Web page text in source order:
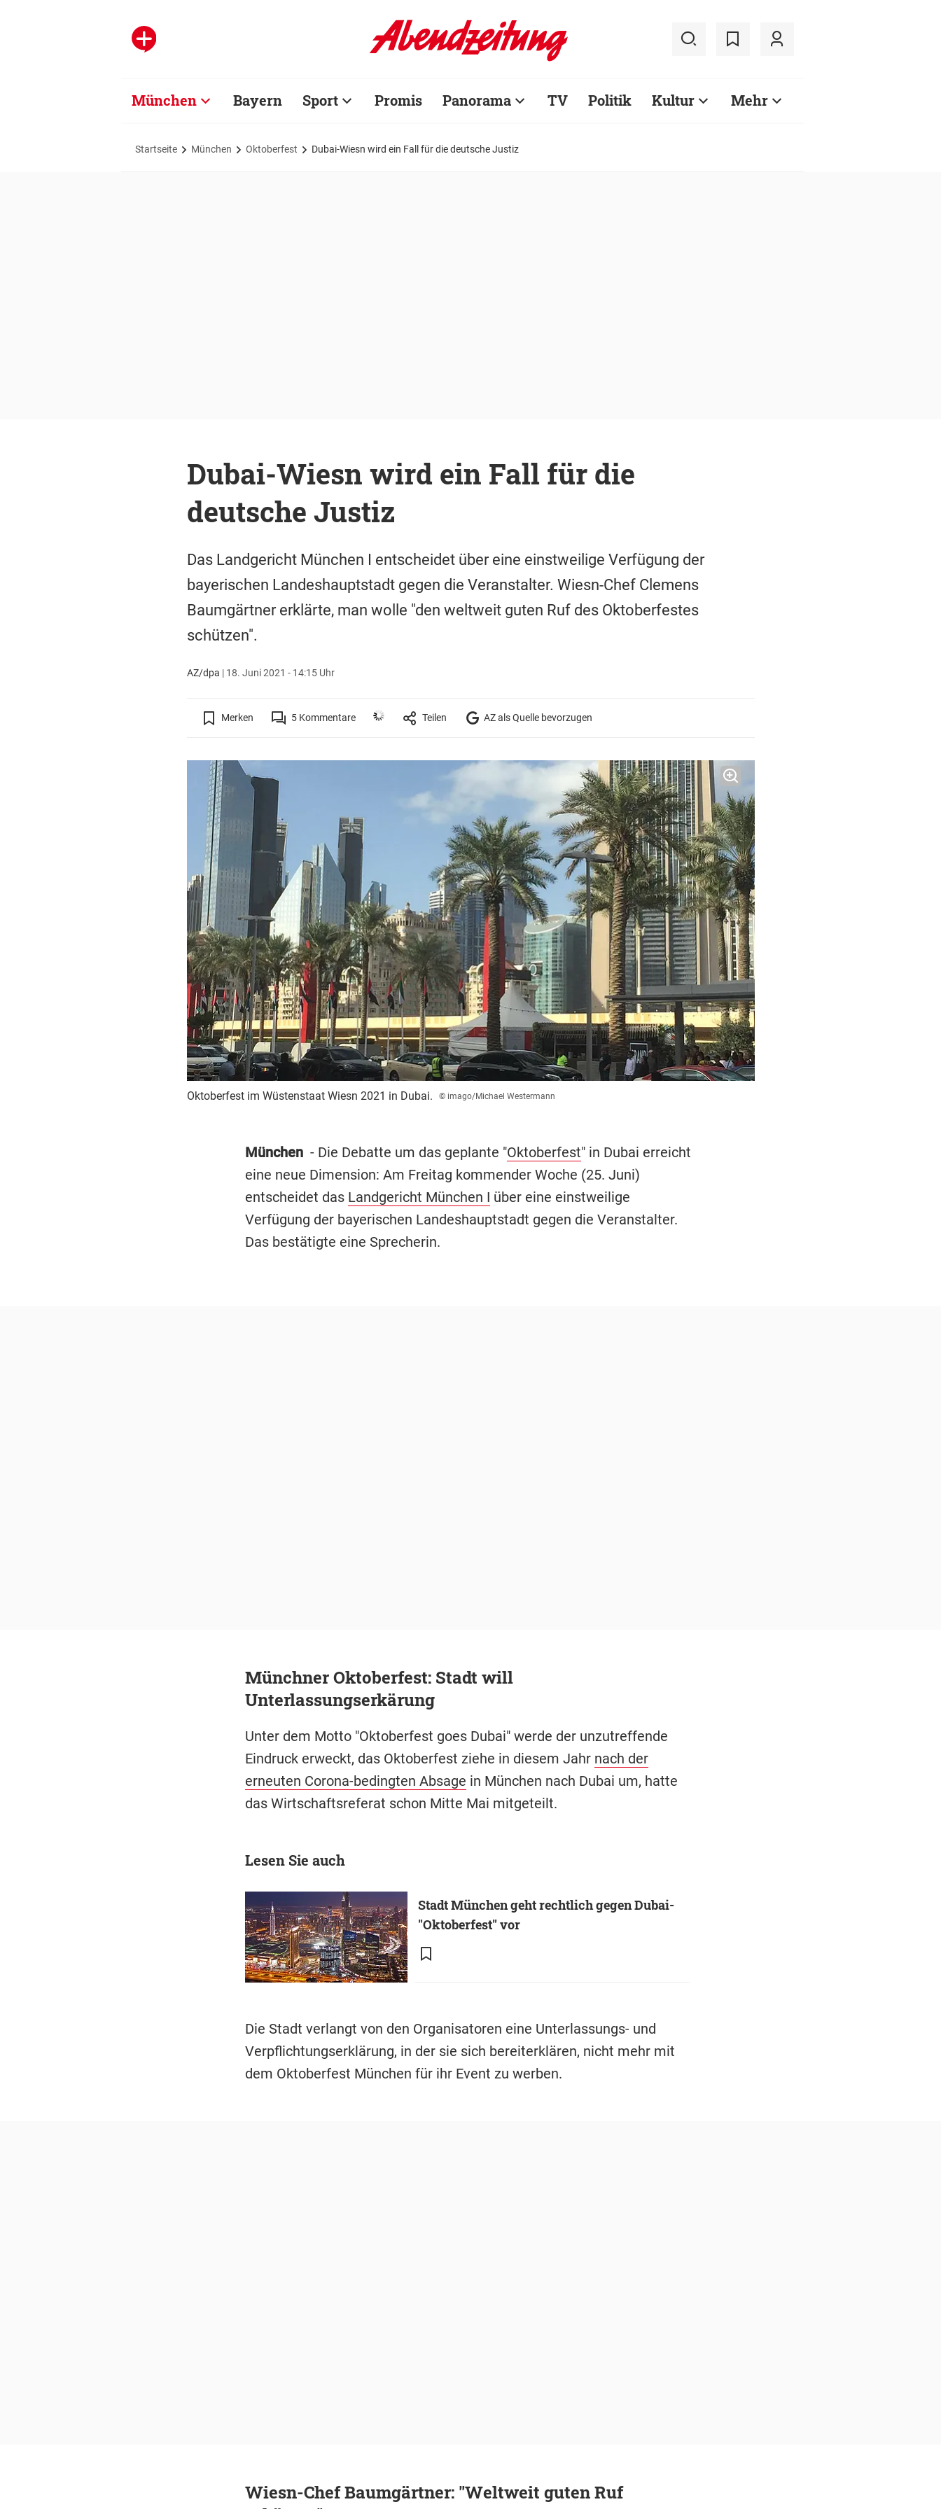
München Bayern Sport Promis Panorama TV Politik Kultur Mehr
Startseite München Oktoberfest Dubai-Wiesn wird ein Fall für die deutsche Justiz
Dubai-Wiesn wird ein Fall für die
deutsche Justiz
Das Landgericht München I entscheidet über eine einstweilige Verfügung der
bayerischen Landeshauptstadt gegen die Veranstalter. Wiesn-Chef Clemens
Baumgärtner erklärte, man wolle "den weltweit guten Ruf des Oktoberfestes
schützen".
AZ/dpa | 18. Juni 2021 - 14:15 Uhr
Merken 5Kommentare Teilen AZ als Quelle bevorzugen
Oktoberfest im Wüstenstaat Wiesn 2021 in Dubai. © imago/Michael Westermann
München - Die Debatte um das geplante "Oktoberfest" in Dubai erreicht
eine neue Dimension: Am Freitag kommender Woche (25. Juni)
entscheidet das Landgericht München I über eine einstweilige
Verfügung der bayerischen Landeshauptstadt gegen die Veranstalter.
Das bestätigte eine Sprecherin.
Münchner Oktoberfest: Stadt will
Unterlassungserkärung
Unter dem Motto "Oktoberfest goes Dubai" werde der unzutreffende
Eindruck erweckt, das Oktoberfest ziehe in diesem Jahr nach der
erneuten Corona-bedingten Absage in München nach Dubai um, hatte
das Wirtschaftsreferat schon Mitte Mai mitgeteilt.
Lesen Sie auch
Stadt München geht rechtlich gegen Dubai-
"Oktoberfest" vor
Die Stadt verlangt von den Organisatoren eine Unterlassungs- und
Verpflichtungserklärung, in der sie sich bereiterklären, nicht mehr mit
dem Oktoberfest München für ihr Event zu werben.
Wiesn-Chef Baumgärtner: "Weltweit guten Ruf